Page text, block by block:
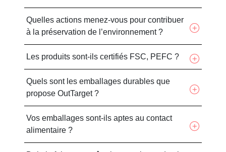
Quelles actions menez-vous pour contribuer
à la préservation de l’environnement ?
Les produits sont-ils certifiés FSC, PEFC ?
Quels sont les emballages durables que
propose OutTarget ?
Vos emballages sont-ils aptes au contact
alimentaire ?